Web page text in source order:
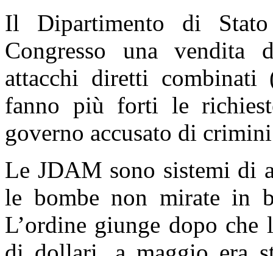
Il Dipartimento di
Congresso una
attacchi diretti
fanno più forti le
governo accusato di
Le JDAM sono sistemi di
le bombe non mirate in
L’ordine giunge dopo